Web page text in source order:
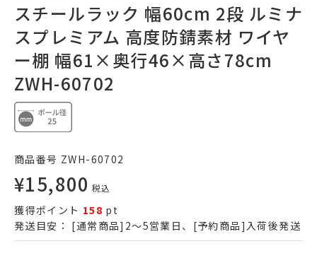
スチールラック 幅60cm 2段 ルミナ
スプレミアム 高度防錆素材 ワイヤ
ー棚 幅61×奥行46×高さ78cm
ZWH-60702
商品番号 ZWH-60702
¥15,800 税込
獲得ポイント 158 pt
発送目安： [通常商品]2～5営業日、[予約商品]入荷後発送